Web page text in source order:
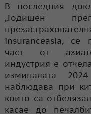
В последния
„Годишен
insuranceasia, се
част от
индустрия е
изминалата
наблюдава при
които са
касае до